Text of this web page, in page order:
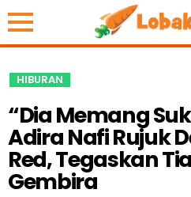
HIBURAN
“Dia Memang
Adira Nafi Rujuk
Red, Tegaskan
Gembira